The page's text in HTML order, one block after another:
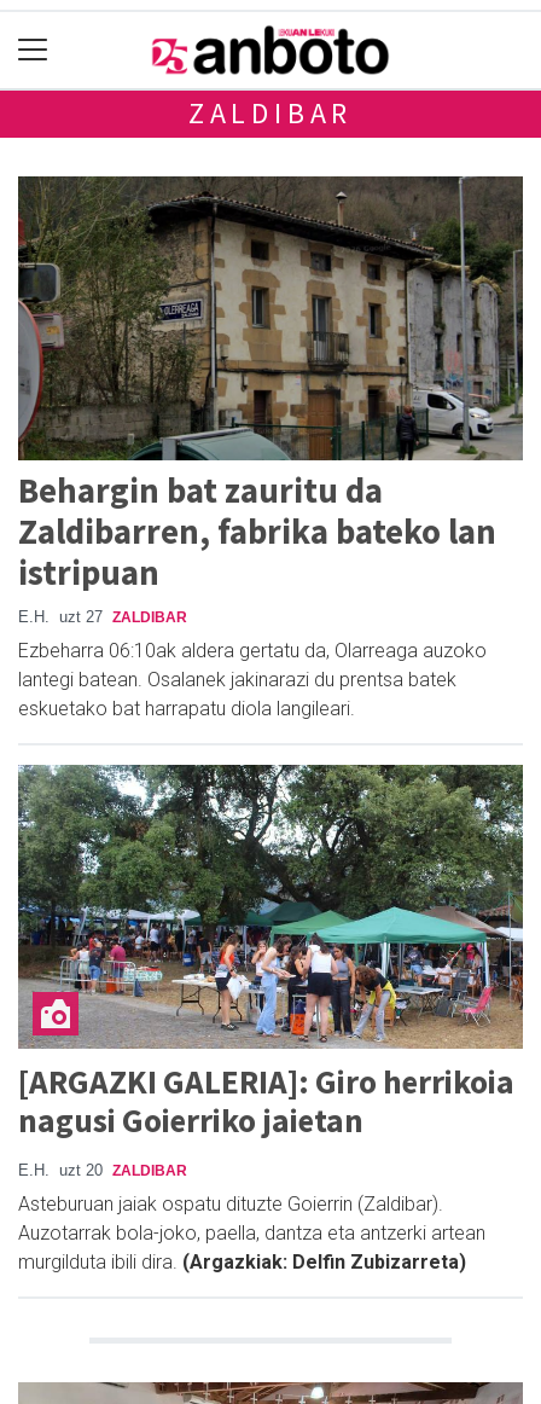
ZALDIBAR
Behargin bat zauritu da
Zaldibarren, fabrika bateko lan
istripuan
E.H. uzt 27 ZALDIBAR
Ezbeharra 06:10ak aldera gertatu da, Olarreaga auzoko
lantegi batean. Osalanek jakinarazi du prentsa batek
eskuetako bat harrapatu diola langileari.
[ARGAZKI GALERIA]: Giro herrikoia
nagusi Goierriko jaietan
E.H. uzt 20 ZALDIBAR
Asteburuan jaiak ospatu dituzte Goierrin (Zaldibar).
Auzotarrak bola-joko, paella, dantza eta antzerki artean
murgilduta ibili dira. (Argazkiak: Delfin Zubizarreta)